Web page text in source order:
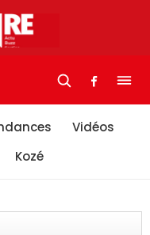
Vidéos
Kozé